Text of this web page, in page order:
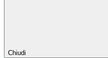
Chiudi